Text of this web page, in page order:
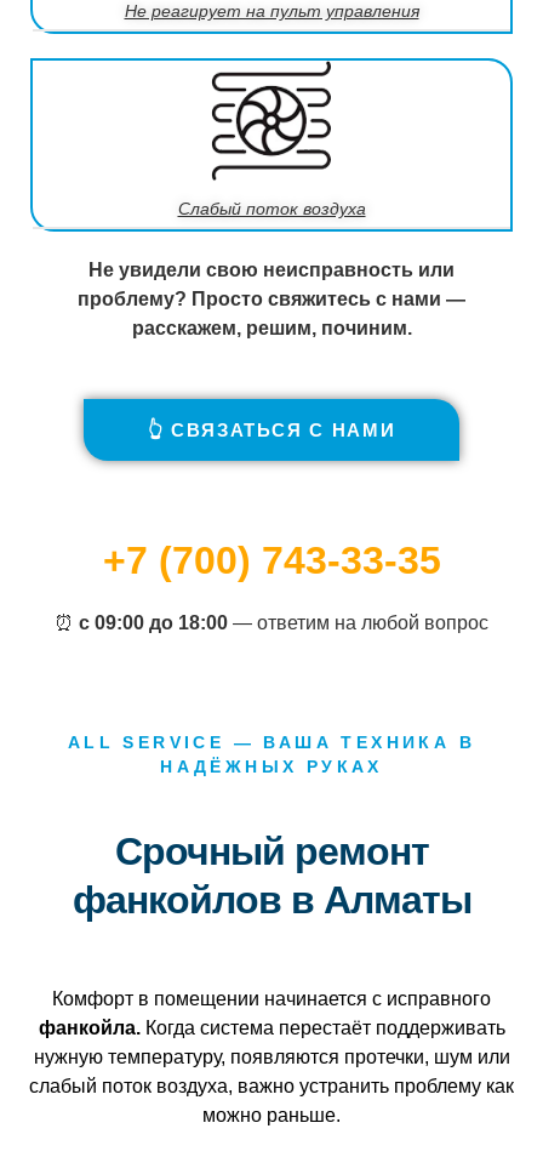
Не реагирует на пульт управления
Слабый поток воздуха
Не увидели свою неисправность или
проблему? Просто свяжитесь с нами —
расскажем, решим, починим.
👆 СВЯЗАТЬСЯ С НАМИ
+7 (700) 743-33-35
⏰ с 09:00 до 18:00 — ответим на любой вопрос
ALL SERVICE — ВАША ТЕХНИКА В
НАДЁЖНЫХ РУКАХ
Срочный ремонт
фанкойлов в Алматы
Комфорт в помещении начинается с исправного
фанкойла.Когда система перестаёт поддерживать
нужную температуру, появляются протечки, шум или
слабый поток воздуха, важно устранить проблему как
можно раньше.